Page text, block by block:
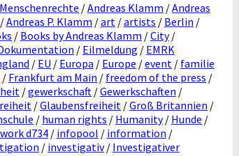
/Andreas Klamm /Andreas
/Andreas P. Klamm /art /artists / Berlin /
/ Books by Andreas Klamm /City/
/ Eilmeldung / EMRK
/ EU / Europa / Europe /event / familie
/ Frankfurt am Main / freedom of the press /
/gewerkschaft /Gewerkschaften /
/Glaubensfreiheit /Groß Britannien /
/ human rights / Humanity/ Hunde /
d734 / infopool / information /
/ investigativ/ Investigativer